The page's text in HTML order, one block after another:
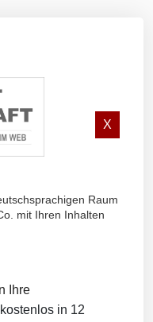
X
Raum
mit Ihren Inhalten
Ihre
in 12